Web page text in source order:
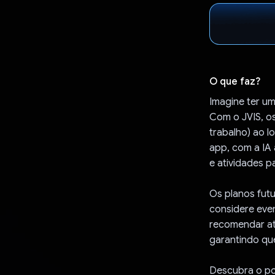
O que faz?
Imagine ter
Com o JVIS,
trabalho) ao
app, com a IA
e atividades
Os planos
considere
recomendar
garantindo
Descubra o